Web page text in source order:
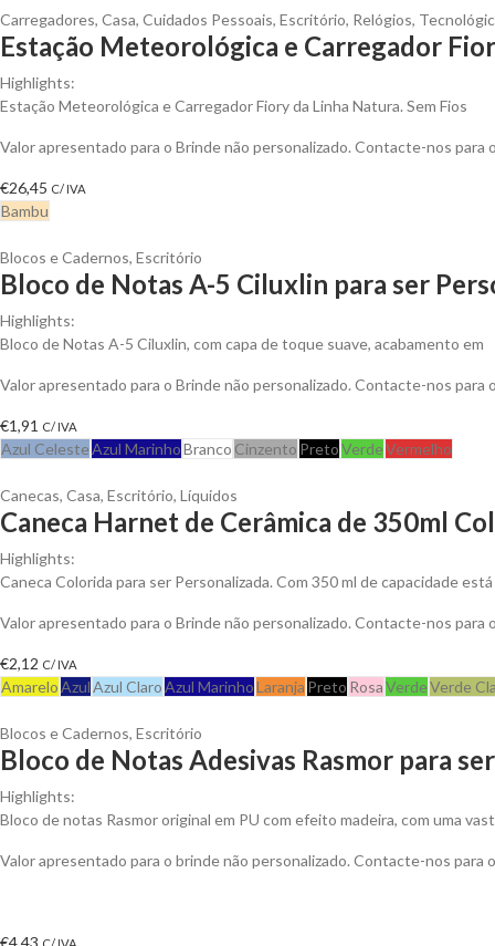
Carregadores, Casa, Cuidados Pessoais, Escritório, Relógios,
Estação Meteorológica e Carregador
Highlights:
Estação Meteorológica e Carregador Fiory da Linha Natura. Sem Fios
Valor apresentado para o Brinde não personalizado. Contacte-nos
€26,45 C/ IVA
Bambu
Blocos e Cadernos, Escritório
Bloco de Notas A-5 Ciluxlin para ser
Highlights:
Bloco de Notas A-5 Ciluxlin, com capa de toque suave, acabamento em
Valor apresentado para o Brinde não personalizado. Contacte-nos
€1,91 C/ IVA
Azul CelesteAzul MarinhoBranco Cinzento PretoVerdeVermelho
Canecas, Casa, Escritório, Líquidos
Caneca Harnet de Cerâmica de 350ml
Highlights:
Caneca Colorida para ser Personalizada. Com 350 ml de capacidade
Valor apresentado para o Brinde não personalizado. Contacte-nos
€2,12 C/ IVA
AmareloAzulAzul ClaroAzul MarinhoLaranja Preto RosaVerdeVerde
Blocos e Cadernos, Escritório
Bloco de Notas Adesivas Rasmor para
Highlights:
Bloco de notas Rasmor original em PU com efeito madeira, com uma
Valor apresentado para o brinde não personalizado. Contacte-nos
€4,43 C/ IVA